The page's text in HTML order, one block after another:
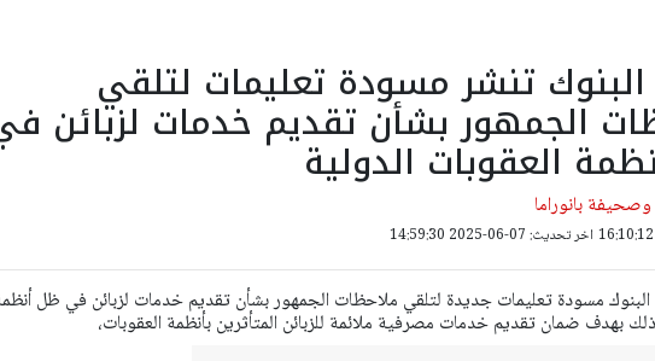
البنوك تنشر مسودة تعليمات لتلقي
الجمهور بشأن تقديم خدمات لزبائن
العقوبات الدولية
بانوراما
اخر تحديث: 07-06-2025 14:59:30
مسودة تعليمات جديدة لتلقي ملاحظات الجمهور بشأن تقديم خدمات لزبائن في ظل
بهدف ضمان تقديم خدمات مصرفية ملائمة للزبائن المتأثرين بأنظمة العقوبات،